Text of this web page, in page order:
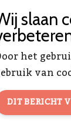
FAQ
Feed
slaan
het
van
DIT BERICHT